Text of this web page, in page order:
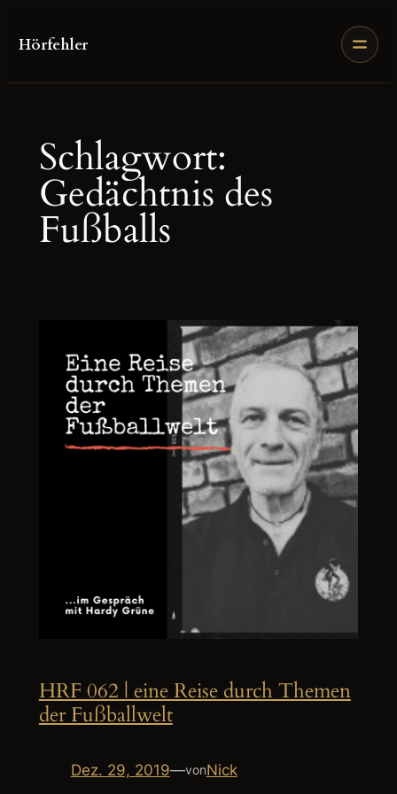
Inhalt
Hörfehler
Schlagwort:
Gedächtnis des
Fußballs
HRF 062 | eine Reise durch Themen
der Fußballwelt
Dez. 29, 2019—vonNick